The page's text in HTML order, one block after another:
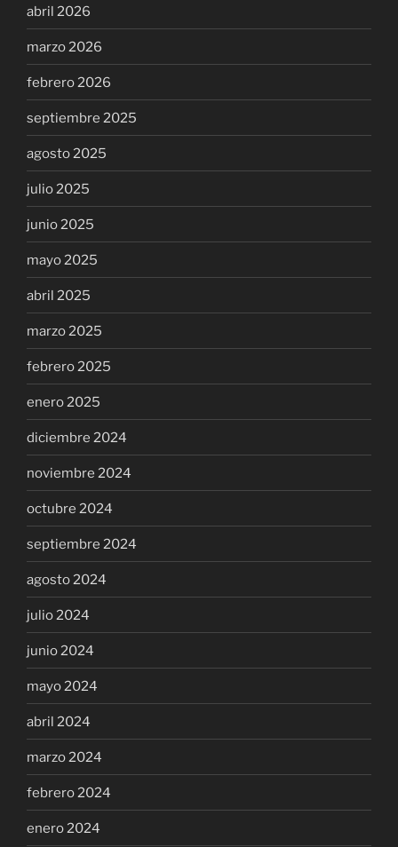
abril 2026
marzo 2026
febrero 2026
septiembre 2025
agosto 2025
julio 2025
junio 2025
mayo 2025
abril 2025
marzo 2025
febrero 2025
enero 2025
diciembre 2024
noviembre 2024
octubre 2024
septiembre 2024
agosto 2024
julio 2024
junio 2024
mayo 2024
abril 2024
marzo 2024
febrero 2024
enero 2024